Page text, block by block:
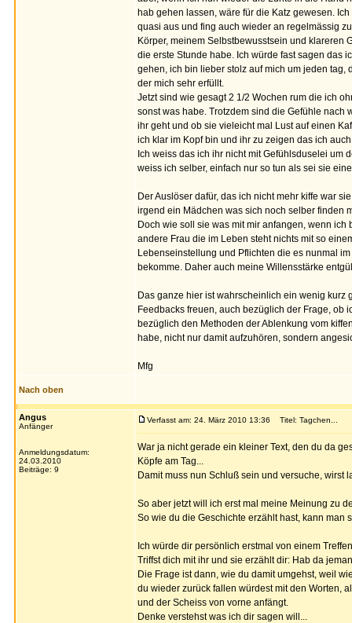
hab gehen lassen, wäre für die Katz gewesen.
quasi aus und fing auch wieder an regelmässig
Körper, meinem Selbstbewusstsein und klareren
die erste Stunde habe. Ich würde fast sagen das
gehen, ich bin lieber stolz auf mich um jeden
der mich sehr erfüllt.
Jetzt sind wie gesagt 2 1/2 Wochen rum die ich
sonst was habe. Trotzdem sind die Gefühle
ihr geht und ob sie vieleicht mal Lust auf einen
ich klar im Kopf bin und ihr zu zeigen das ich
Ich weiss das ich ihr nicht mit Gefühlsduselei
weiss ich selber, einfach nur so tun als sei sie
Der Auslöser dafür, das ich nicht mehr kiffe war
irgend ein Mädchen was sich noch selber finden
Doch wie soll sie was mit mir anfangen, wenn
andere Frau die im Leben steht nichts mit so
Lebenseinstellung und Pflichten die es nunmal
bekomme. Daher auch meine Willensstärke
Das ganze hier ist wahrscheinlich ein wenig kurz
Feedbacks freuen, auch bezüglich der Frage, ob
bezüglich den Methoden der Ablenkung vom
habe, nicht nur damit aufzuhören, sondern
Mfg
Nach oben
Angus
Anfänger
Anmeldungsdatum:
24.03.2010
Beiträge: 9
Verfasst am: 24. März 2010 13:36 Titel: Tagchen...
War ja nicht gerade ein kleiner Text, den du da
Köpfe am Tag...
Damit muss nun Schluß sein und versuche, wirst
So aber jetzt will ich erst mal meine Meinung zu
So wie du die Geschichte erzählt hast, kann man
Ich würde dir persönlich erstmal von einem
Triffst dich mit ihr und sie erzählt dir: Hab da
Die Frage ist dann, wie du damit umgehst, weil
du wieder zurück fallen würdest mit den Worten,
und der Scheiss von vorne anfängt.
Denke verstehst was ich dir sagen will...